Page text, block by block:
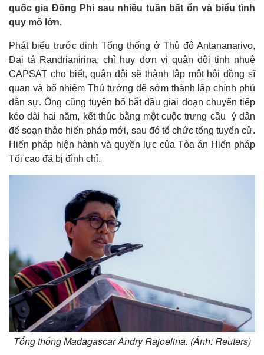
quốc gia Đông Phi sau nhiều tuần bất ổn và biểu tình
quy mô lớn.
Phát biểu trước dinh Tổng thống ở Thủ đô Antananarivo,
Đại tá Randrianirina, chỉ huy đơn vị quân đội tinh nhuệ
CAPSAT cho biết, quân đội sẽ thành lập một hội đồng sĩ
quan và bổ nhiệm Thủ tướng để sớm thành lập chính phủ
dân sự. Ông cũng tuyên bố bắt đầu giai đoạn chuyển tiếp
kéo dài hai năm, kết thúc bằng một cuộc trưng cầu ý dân
để soạn thảo hiến pháp mới, sau đó tổ chức tổng tuyển cử.
Hiến pháp hiện hành và quyền lực của Tòa án Hiến pháp
Tối cao đã bị đình chỉ.
Tổng thống Madagascar Andry Rajoelina. (Ảnh: Reuters)